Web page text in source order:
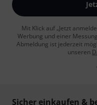
Mit Klick auf „Jetzt
Werbung und einer
Abmeldung ist jederzeit
unseren
Sicher einkaufen &